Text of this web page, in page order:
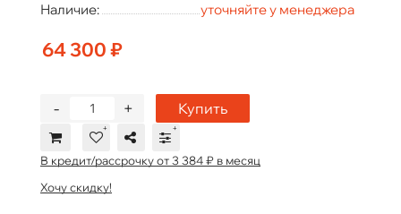
Наличие:
уточняйте у менеджера
64 300 ₽
+
- Купить
В кредит/рассрочку от 3 384 ₽ в месяц
Хочу скидку!